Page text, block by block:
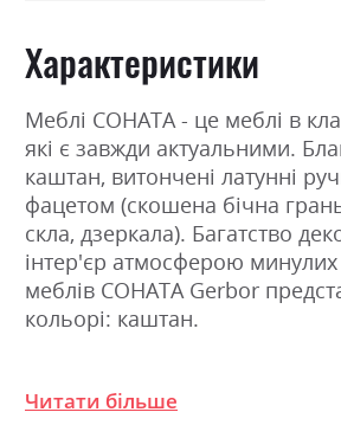
Характеристики
Меблі СОНАТА - це меблі в
які є завжди актуальними.
каштан, витончені латунні
фацетом (скошена бічна
скла, дзеркала). Багатство
інтер'єр атмосферою минулих
меблів СОНАТА Gerbor
кольорі: каштан.
Фабрика:
Читати більше